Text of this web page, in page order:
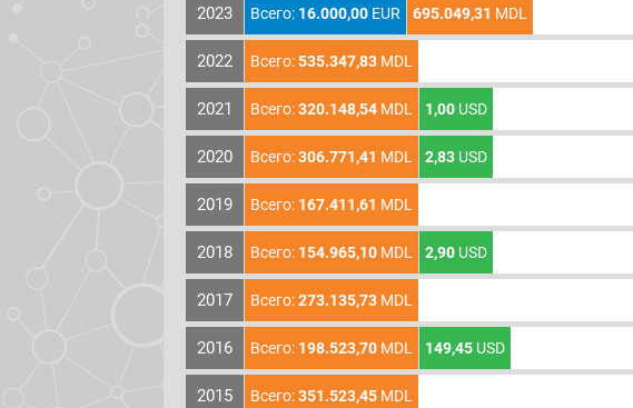
2023 Всего: 16.000,00 EUR 695.049,31 MDL
2022 Всего:535.347,83 MDL
2021 Всего:320.148,54 MDL 1,00 USD
2020 Всего:306.771,41 MDL 2,83 USD
2019 Всего: 167.411,61 MDL
2018 Всего: 154.965,10 MDL 2,90 USD
2017 Всего:273.135,73 MDL
2016 Всего: 198.523,70 MDL 149,45 USD
2015 Всего:351.523,45 MDL